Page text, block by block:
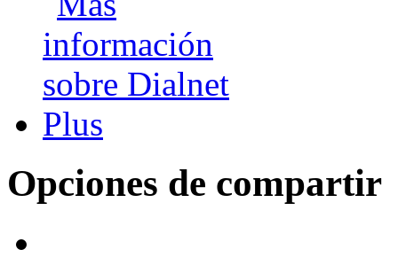
Opciones de compartir